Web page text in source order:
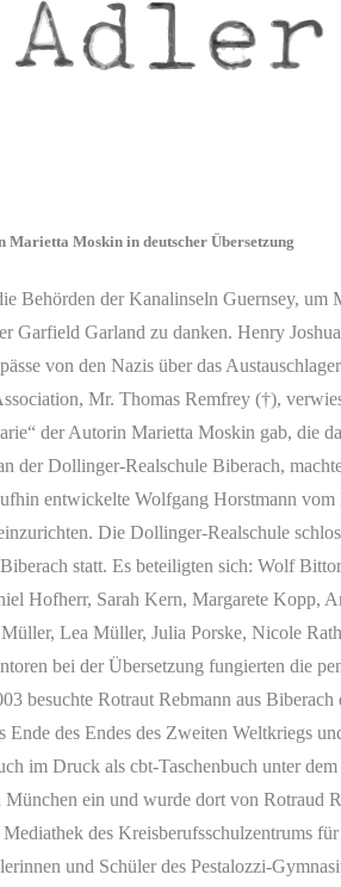
Marietta Moskin in deutscher Übersetzung
Behörden der Kanalinseln Guernsey,
Garland zu danken. Henry
von den Nazis über das
Mr. Thomas Remfrey (†),
der Autorin Marietta Moskin gab,
Dollinger-Realschule Biberach,
entwickelte Wolfgang Horstmann
Die Dollinger-Realschule
statt. Es beteiligten sich: Wolf
Hofherr, Sarah Kern, Margarete
Lea Müller, Julia Porske, Nicole
bei der Übersetzung fungierten die
besuchte Rotraut Rebmann aus
des Endes des Zweiten Weltkriegs
im Druck als cbt-Taschenbuch unter
ein und wurde dort von
des Kreisberufsschulzentrums
und Schüler des Pestalozzi-